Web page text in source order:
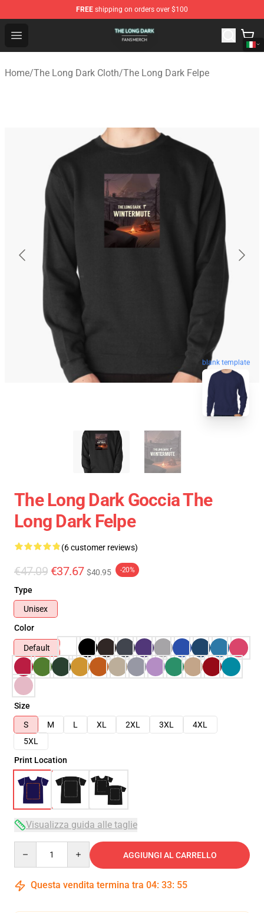
FREE shipping on orders over $100
Open menu
The Long Dark Shop - Official The Long Dark
Home/The Long Dark Cloth/The Long Dark Felpe
blank template
The Long Dark Goccia The
Long Dark Felpe
(6 customer reviews)
€47.09 €37.67 $40.95 -20%
Type
Unisex
Color
Default
Size
S
M L XL 2XL 3XL
4XL
5XL
Print Location
Visualizza guida alle taglie
AGGIUNGI AL CARRELLO
Questa vendita termina tra 04: 33: 54